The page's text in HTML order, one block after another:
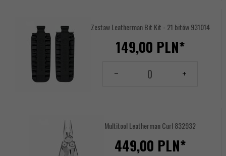
Zestaw Leatherman Bit Kit - 21 bitów 931014
149,00 PLN*
Multitool Leatherman Curl 832932
449,00 PLN*